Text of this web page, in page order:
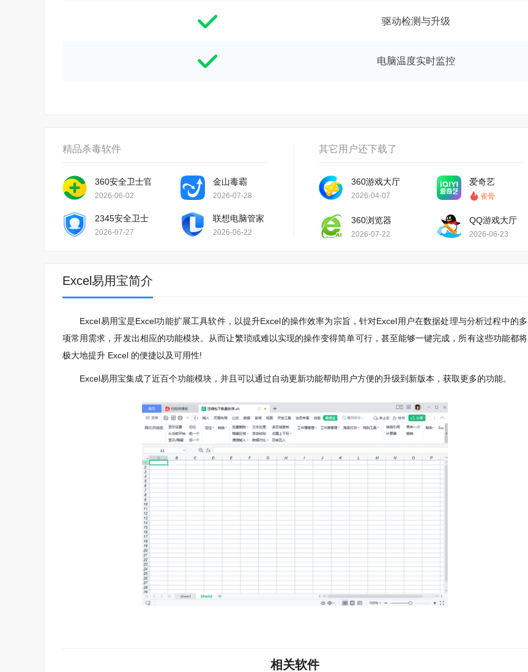
驱动检测与升级
电脑温度实时监控
精品杀毒软件
360安全卫士官方版
2026-06-02
金山毒霸
2026-07-28
2345安全卫士
2026-07-27
联想电脑管家
2026-06-22
其它用户还下载了
360游戏大厅
2026-04-07
爱奇艺
雀骨
360浏览器
2026-07-22
QQ游戏大厅
2026-06-23
Excel易用宝简介
Excel易用宝是Excel功能扩展工具软件，以提升Excel的操作效率为宗旨，针对Excel用户在数据处理与分析过程中的多
项常用需求，开发出相应的功能模块。从而让繁琐或难以实现的操作变得简单可行，甚至能够一键完成，所有这些功能都将
极大地提升 Excel 的便捷以及可用性!
Excel易用宝集成了近百个功能模块，并且可以通过自动更新功能帮助用户方便的升级到新版本，获取更多的功能。
相关软件